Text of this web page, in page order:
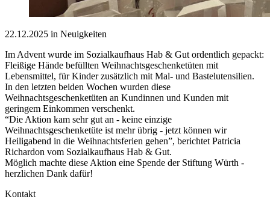
22.12.2025 in Neuigkeiten
Im Advent wurde im Sozialkaufhaus Hab & Gut ordentlich gepackt:
Fleißige Hände befüllten Weihnachtsgeschenketüten mit
Lebensmittel, für Kinder zusätzlich mit Mal- und Bastelutensilien.
In den letzten beiden Wochen wurden diese
Weihnachtsgeschenketüten an Kundinnen und Kunden mit
geringem Einkommen verschenkt.
“Die Aktion kam sehr gut an - keine einzige
Weihnachtsgeschenketüte ist mehr übrig - jetzt können wir
Heiligabend in die Weihnachtsferien gehen”, berichtet Patricia
Richardon vom Sozialkaufhaus Hab & Gut.
Möglich machte diese Aktion eine Spende der Stiftung Würth -
herzlichen Dank dafür!
Kontakt